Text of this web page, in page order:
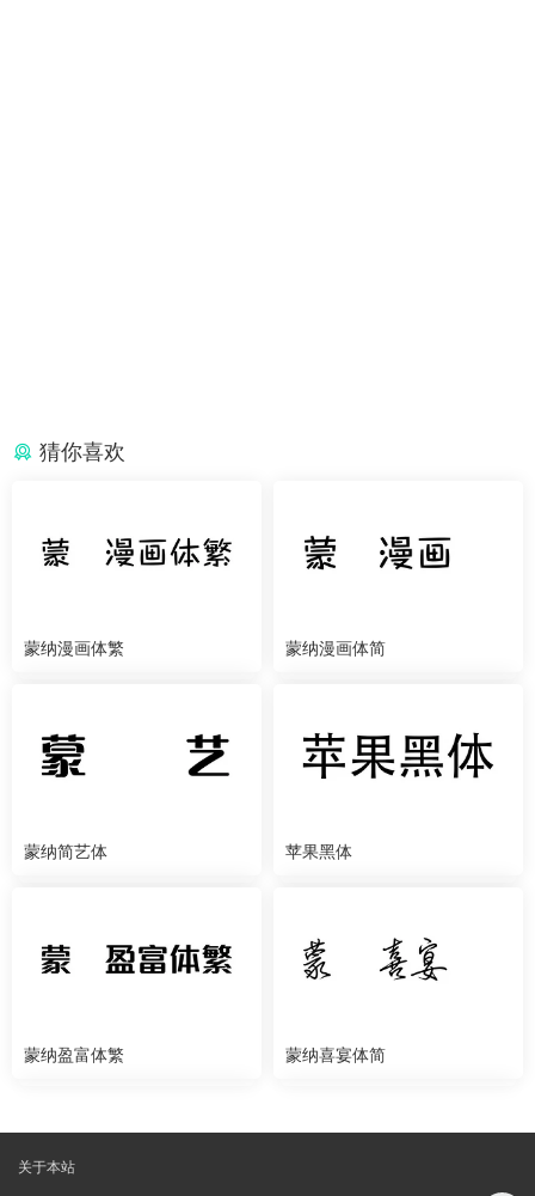
猜你喜欢
蒙纳漫画体繁 蒙纳漫画体简
蒙纳简艺体 苹果黑体
蒙纳盈富体繁 蒙纳喜宴体简
关于本站